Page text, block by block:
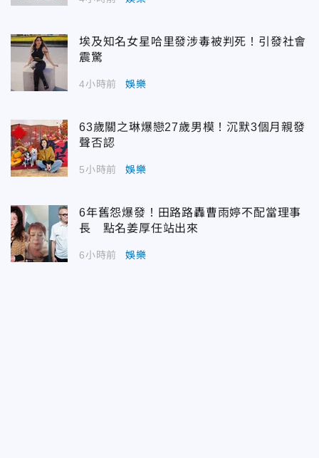
埃及知名女星哈里發涉毒被判死！引發社會
震驚
4小時前 娛樂
63歲關之琳爆戀27歲男模！沉默3個月親發
聲否認
5小時前 娛樂
6年舊怨爆發！田路路轟曹雨婷不配當理事
長 點名姜厚任站出來
6小時前 娛樂